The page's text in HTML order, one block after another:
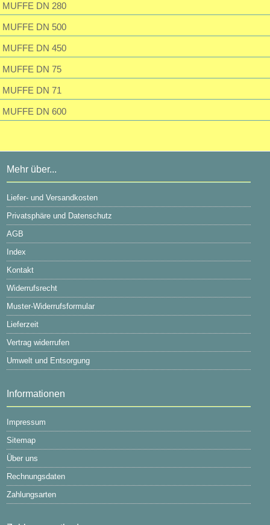
MUFFE DN 280
MUFFE DN 500
MUFFE DN 450
MUFFE DN 75
MUFFE DN 71
MUFFE DN 600
Mehr über...
Liefer- und Versandkosten
Privatsphäre und Datenschutz
AGB
Index
Kontakt
Widerrufsrecht
Muster-Widerrufsformular
Lieferzeit
Vertrag widerrufen
Umwelt und Entsorgung
Informationen
Impressum
Sitemap
Über uns
Rechnungsdaten
Zahlungsarten